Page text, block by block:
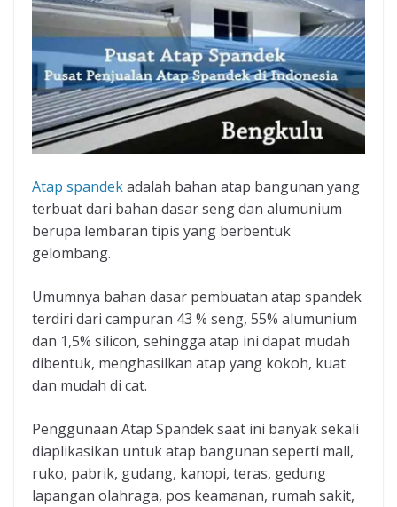
Atap spandekadalah bahan atap bangunan yang
terbuat dari bahan dasar seng dan alumunium
berupa lembaran tipis yang berbentuk
gelombang.
Umumnya bahan dasar pembuatan atap spandek
terdiri dari campuran 43 % seng, 55% alumunium
dan 1,5% silicon, sehingga atap ini dapat mudah
dibentuk, menghasilkan atap yang kokoh, kuat
dan mudah di cat.
Penggunaan Atap Spandek saat ini banyak sekali
diaplikasikan untuk atap bangunan seperti mall,
ruko, pabrik, gudang, kanopi, teras, gedung
lapangan olahraga, pos keamanan, rumah sakit,